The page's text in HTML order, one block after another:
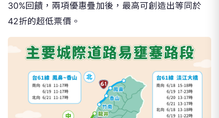
30%回饋，兩項優惠疊加後，最高可創造出等同於
42折的超低票價。